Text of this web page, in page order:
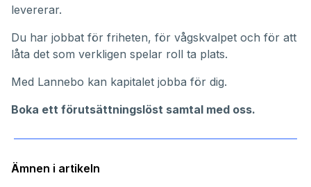
levererar.
Du har jobbat för friheten, för vågskvalpet och för att
låta det som verkligen spelar roll ta plats.
Med Lannebo kan kapitalet jobba för dig.
Boka ett förutsättningslöst samtal med oss.
Ämnen i artikeln